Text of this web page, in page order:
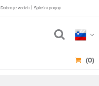
Dobro je vedeti | Splošni pogoji
(0)